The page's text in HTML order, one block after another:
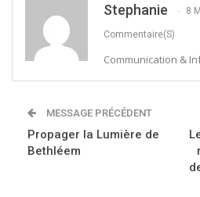
Stephanie 8
Commentaire(s)
Communication &
MESSAGE PRÉCÉDENT
Propager la Lumière de
Bethléem